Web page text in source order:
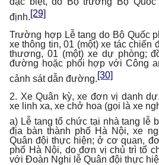
định.[29]
Trường hợp Lễ tang do Bộ Quốc
xe thông tin, 01 (một) xe tác chiến
thương, 01 (một) xe dự phòng;
đường hoặc phối hợp với Công
cảnh sát dẫn đường.[30]
2. Xe Quân kỳ, xe đơn vị danh
xe linh xa, xe chở hoa (gọi là xe
a) Lễ tang tổ chức tại nhà tang lễ
địa bàn thành phố Hà Nội, xe
Quân đội thực hiện; ở cơ quan,
phố Hà Nội, do đơn vị chủ trì tổ
với Đoàn Nghi lễ Quân đội thực